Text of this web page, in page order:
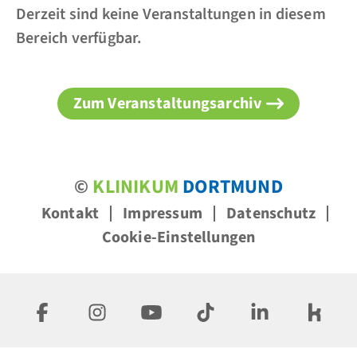
Derzeit sind keine Veranstaltungen in diesem
Bereich verfügbar.
Zum Veranstaltungsarchiv
© KLINIKUM DORTMUND
Kontakt Impressum
Datenschutz
Cookie-Einstellungen